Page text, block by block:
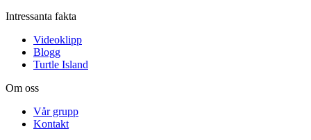
Intressanta fakta
Videoklipp
Blogg
Turtle Island
Om oss
Vår grupp
Kontakt